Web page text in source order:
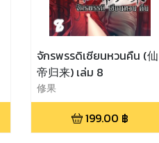
จักรพรรดิเซียนหวนคืน (仙
帝归来) เล่ม 8
修果
199.00 ฿